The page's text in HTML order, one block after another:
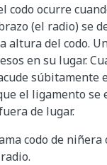
codo ocurre
(el radio) se
altura del codo.
en su lugar.
súbitamente
el ligamento se
de lugar.
codo de niñera